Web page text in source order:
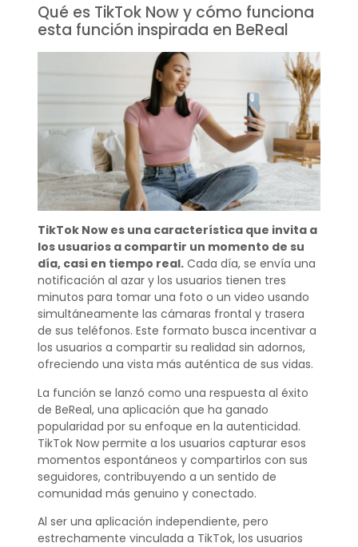
Qué es TikTok Now y cómo funciona
esta función inspirada en BeReal
TikTok Now es una característica que invita a
los usuarios a compartir un momento de su
día, casi en tiempo real.Cada día, se envía una
notificación al azar y los usuarios tienen tres
minutos para tomar una foto o un video usando
simultáneamente las cámaras frontal y trasera
de sus teléfonos. Este formato busca incentivar a
los usuarios a compartir su realidad sin adornos,
ofreciendo una vista más auténtica de sus vidas.
La función se lanzó como una respuesta al éxito
de BeReal, una aplicación que ha ganado
popularidad por su enfoque en la autenticidad.
TikTok Now permite a los usuarios capturar esos
momentos espontáneos y compartirlos con sus
seguidores, contribuyendo a un sentido de
comunidad más genuino y conectado.
Al ser una aplicación independiente, pero
estrechamente vinculada a TikTok, los usuarios